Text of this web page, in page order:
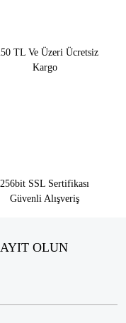
TL Ve Üzeri Ücretsiz
Kargo
256bit SSL Sertifikası
Güvenli Alışveriş
OLUN